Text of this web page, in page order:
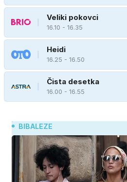
Veliki pokovci
16.10 - 16.35
Heidi
16.25 - 16.50
Čista desetka
16.00 - 16.55
BIBALEZE